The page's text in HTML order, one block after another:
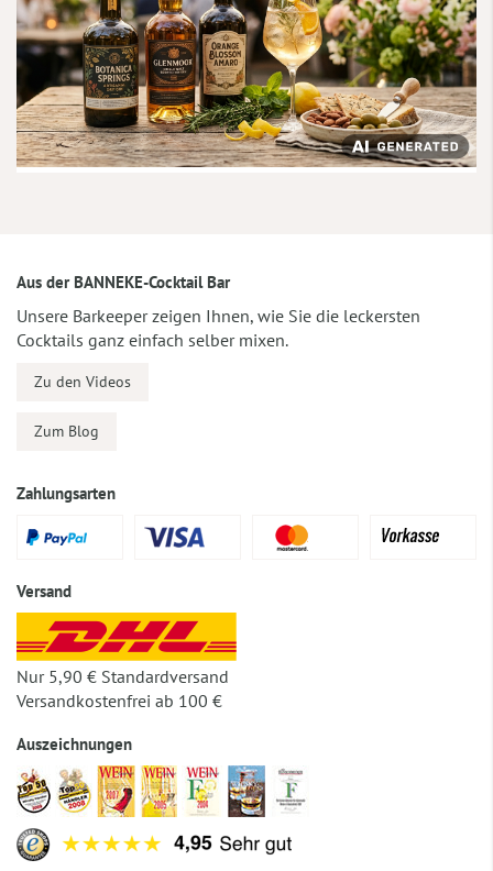
Aus der BANNEKE-Cocktail Bar
Unsere Barkeeper zeigen Ihnen, wie Sie die leckersten
Cocktails ganz einfach selber mixen.
Zu den Videos
Zum Blog
Zahlungsarten
Versand
Nur 5,90 € Standardversand
Versandkostenfrei ab 100 €
Auszeichnungen